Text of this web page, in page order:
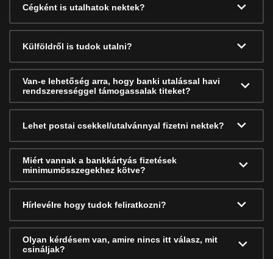
Cégként is utalhatok nektek?
Külföldről is tudok utalni?
Van-e lehetőség arra, hogy banki utalással havi
rendszerességgel támogassalak titeket?
Lehet postai csekkel/utalvánnyal fizetni nektek?
Miért vannak a bankkártyás fizetések
minimumösszegekhez kötve?
Hírlevélre hogy tudok feliratkozni?
Olyan kérdésem van, amire nincs itt válasz, mit
csináljak?